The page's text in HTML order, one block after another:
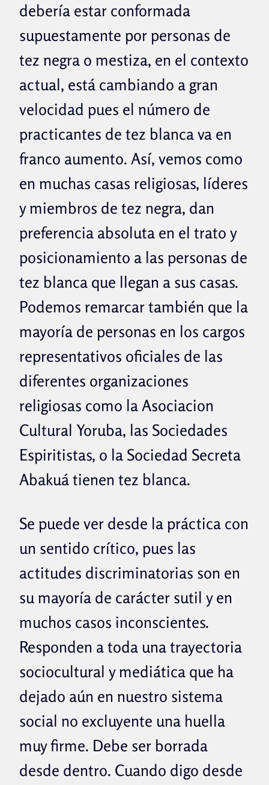
debería estar conformada
supuestamente por personas de
tez negra o mestiza, en el contexto
actual, está cambiando a gran
velocidad pues el número de
practicantes de tez blanca va en
franco aumento. Así, vemos como
en muchas casas religiosas, líderes
y miembros de tez negra, dan
preferencia absoluta en el trato y
posicionamiento a las personas de
tez blanca que llegan a sus casas.
Podemos remarcar también que la
mayoría de personas en los cargos
representativos oficiales de las
diferentes organizaciones
religiosas como la Asociacion
Cultural Yoruba, las Sociedades
Espiritistas, o la Sociedad Secreta
Abakuá tienen tez blanca.
Se puede ver desde la práctica con
un sentido crítico, pues las
actitudes discriminatorias son en
su mayoría de carácter sutil y en
muchos casos inconscientes.
Responden a toda una trayectoria
sociocultural y mediática que ha
dejado aún en nuestro sistema
social no excluyente una huella
muy firme. Debe ser borrada
desde dentro. Cuando digo desde